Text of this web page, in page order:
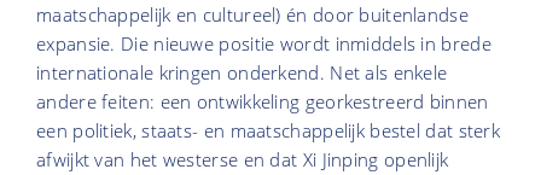
maatschappelijk en cultureel) én door buitenlandse
expansie. Die nieuwe positie wordt inmiddels in brede
internationale kringen onderkend. Net als enkele
andere feiten: een ontwikkeling georkestreerd binnen
een politiek, staats- en maatschappelijk bestel dat sterk
afwijkt van het westerse en dat Xi Jinping openlijk